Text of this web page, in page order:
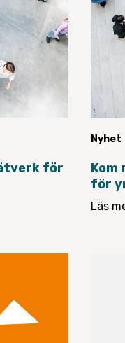
för
Nyhet
Kom
för
Läs